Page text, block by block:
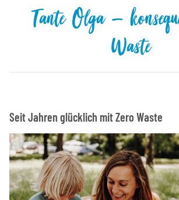
Tante Olga –
Waste
Seit Jahren glücklich mit Zero Waste